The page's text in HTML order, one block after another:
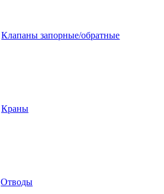
Клапаны запорные/обратные
Краны
Отводы